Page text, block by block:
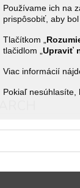
Používame ich na
prispôsobiť, aby
Tlačítkom „
tlačidlom „Upraviť
Viac informácií
Pokiaľ